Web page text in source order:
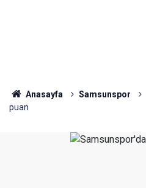
Anasayfa Samsunspor
puan